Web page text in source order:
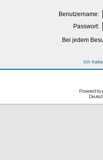
Benutzername:
Passwort:
Bei jedem
Ich
Powered by